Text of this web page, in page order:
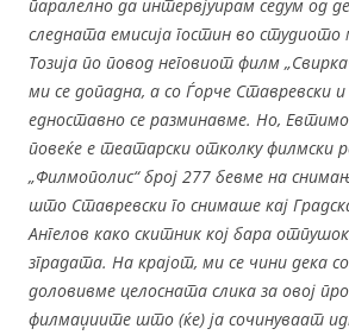
паралелно да интервјуирам седум од
следната емисија гостин во
Тозија по повод неговиот филм
ми се допадна, а со Ѓорче Ставревски
едноставно се разминавме. Но,
повеќе е театарски отколку филмски
„Филмополис“ број 277 бевме на
што Ставревски го снимаше кај
Ангелов како скитник кој бара
зградата. На крајот, ми се чини дека
доловивме целосната слика за овој
филмаџиите што (ќе) ја сочинуваат